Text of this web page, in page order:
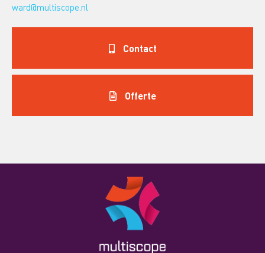
ward@multiscope.nl
Contact
Offerte